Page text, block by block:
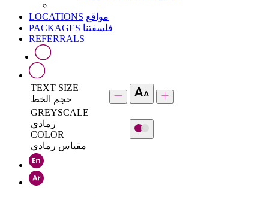
LOCATIONS مواقع
PACKAGES فلسفتنا
REFERRALS
TEXT SIZE
حجم الخط
GREYSCALE
رمادي
COLOR
مقياس رمادي